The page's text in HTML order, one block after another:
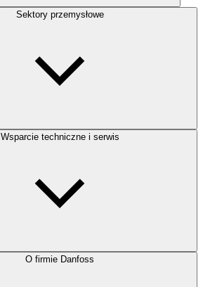
Sektory przemysłowe
Wsparcie techniczne i serwis
O firmie Danfoss